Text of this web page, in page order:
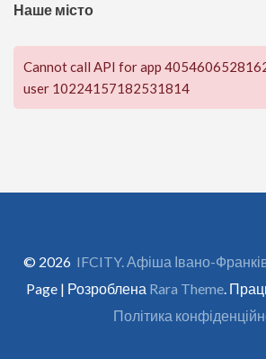
Наше місто
Cannot call API for app
user 10224157182531814
© 2026 IFCITY. Афіша Івано-
Page | Розроблена Rara Theme .
Політика